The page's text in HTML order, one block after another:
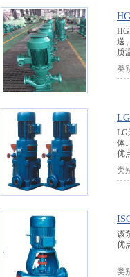
送
质
类
LG
体
优
类
该
优
类